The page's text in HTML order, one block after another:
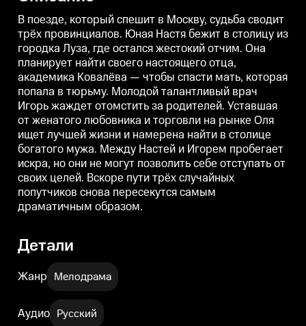
тюрьму. Молодой талантливый
врач Игорь жаждет отомстить за
родителей. Уставшая от
женатого любовника и торговли
на рынке Оля ищет лучшей
жизни и намерена найти в
столице богатого мужа. Между
Настей и Игорем пробегает
искра, но они не могут
позволить себе отступать от
своих целей. Вскоре пути трёх
случайных попутчиков снова
пересекутся самым
драматичным образом.
врач Игорь жаждет отомстить за
родителей. Уставшая от
женатого любовника и торговли
на рынке Оля ищет лучшей
столице богатого мужа. Между
Настей и Игорем пробегает
искра, но они не могут
позволить себе отступать от
своих целей. Вскоре пути трёх
случайных попутчиков снова
пересекутся самым
драматичным образом.
В поезде, который спешит в Москву, судьба сводит
трёх провинциалов. Юная Настя бежит в столицу из
городка Луза, где остался жестокий отчим. Она
планирует найти своего настоящего отца,
академика Ковалёва — чтобы спасти мать, которая
попала в тюрьму. Молодой талантливый врач
Игорь жаждет отомстить за родителей. Уставшая
от женатого любовника и торговли на рынке Оля
ищет лучшей жизни и намерена найти в столице
богатого мужа. Между Настей и Игорем пробегает
искра, но они не могут позволить себе отступать от
своих целей. Вскоре пути трёх случайных
попутчиков снова пересекутся самым
драматичным образом.
Детали
Жанр Мелодрама
Аудио Русский